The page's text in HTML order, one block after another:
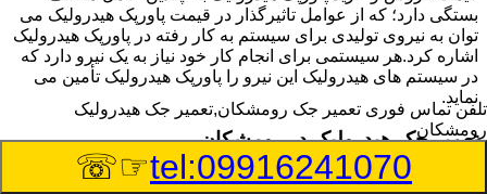
بستگی دارد؛ که از عوامل تاثیرگذار در قیمت پاورپک هیدرولیک می
توان به نیروی تولیدی برای سیستم به کار رفته در پاورپک هیدرولیک
اشاره کرد.هر سیستمی برای انجام کار خود نیاز به یک نیرو دارد که
در سیستم های هیدرولیک این نیرو را پاورپک هیدرولیک تأمین می
نماید.
تعمیر جک هیدرولیک در رومشکان
وسیله‎ای که با عملکرد خود موجب بلند شدن اهرم و یا وزن سنگین
تلفن تماس فوری تعمیر جک رومشکان,تعمیر جک هیدرولیک
رومشکان
tel:09916241070
☞☏